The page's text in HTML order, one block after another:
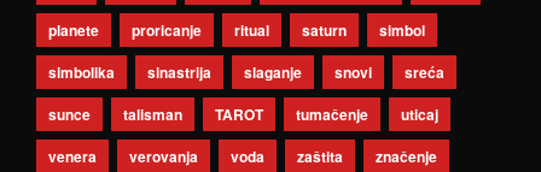
planete
proricanje ritual saturn
simbol
simbolika
sinastrija slaganje snovi
sreća
sunce
talisman TAROT tumačenje
uticaj
venera
verovanja voda zaštita značenje